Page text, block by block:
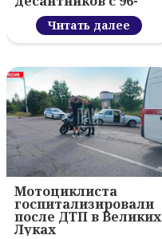
летием ВДВ и
вручил награды
Читать далее
Мотоциклиста
госпитализировали
после ДТП в Великих
Луках